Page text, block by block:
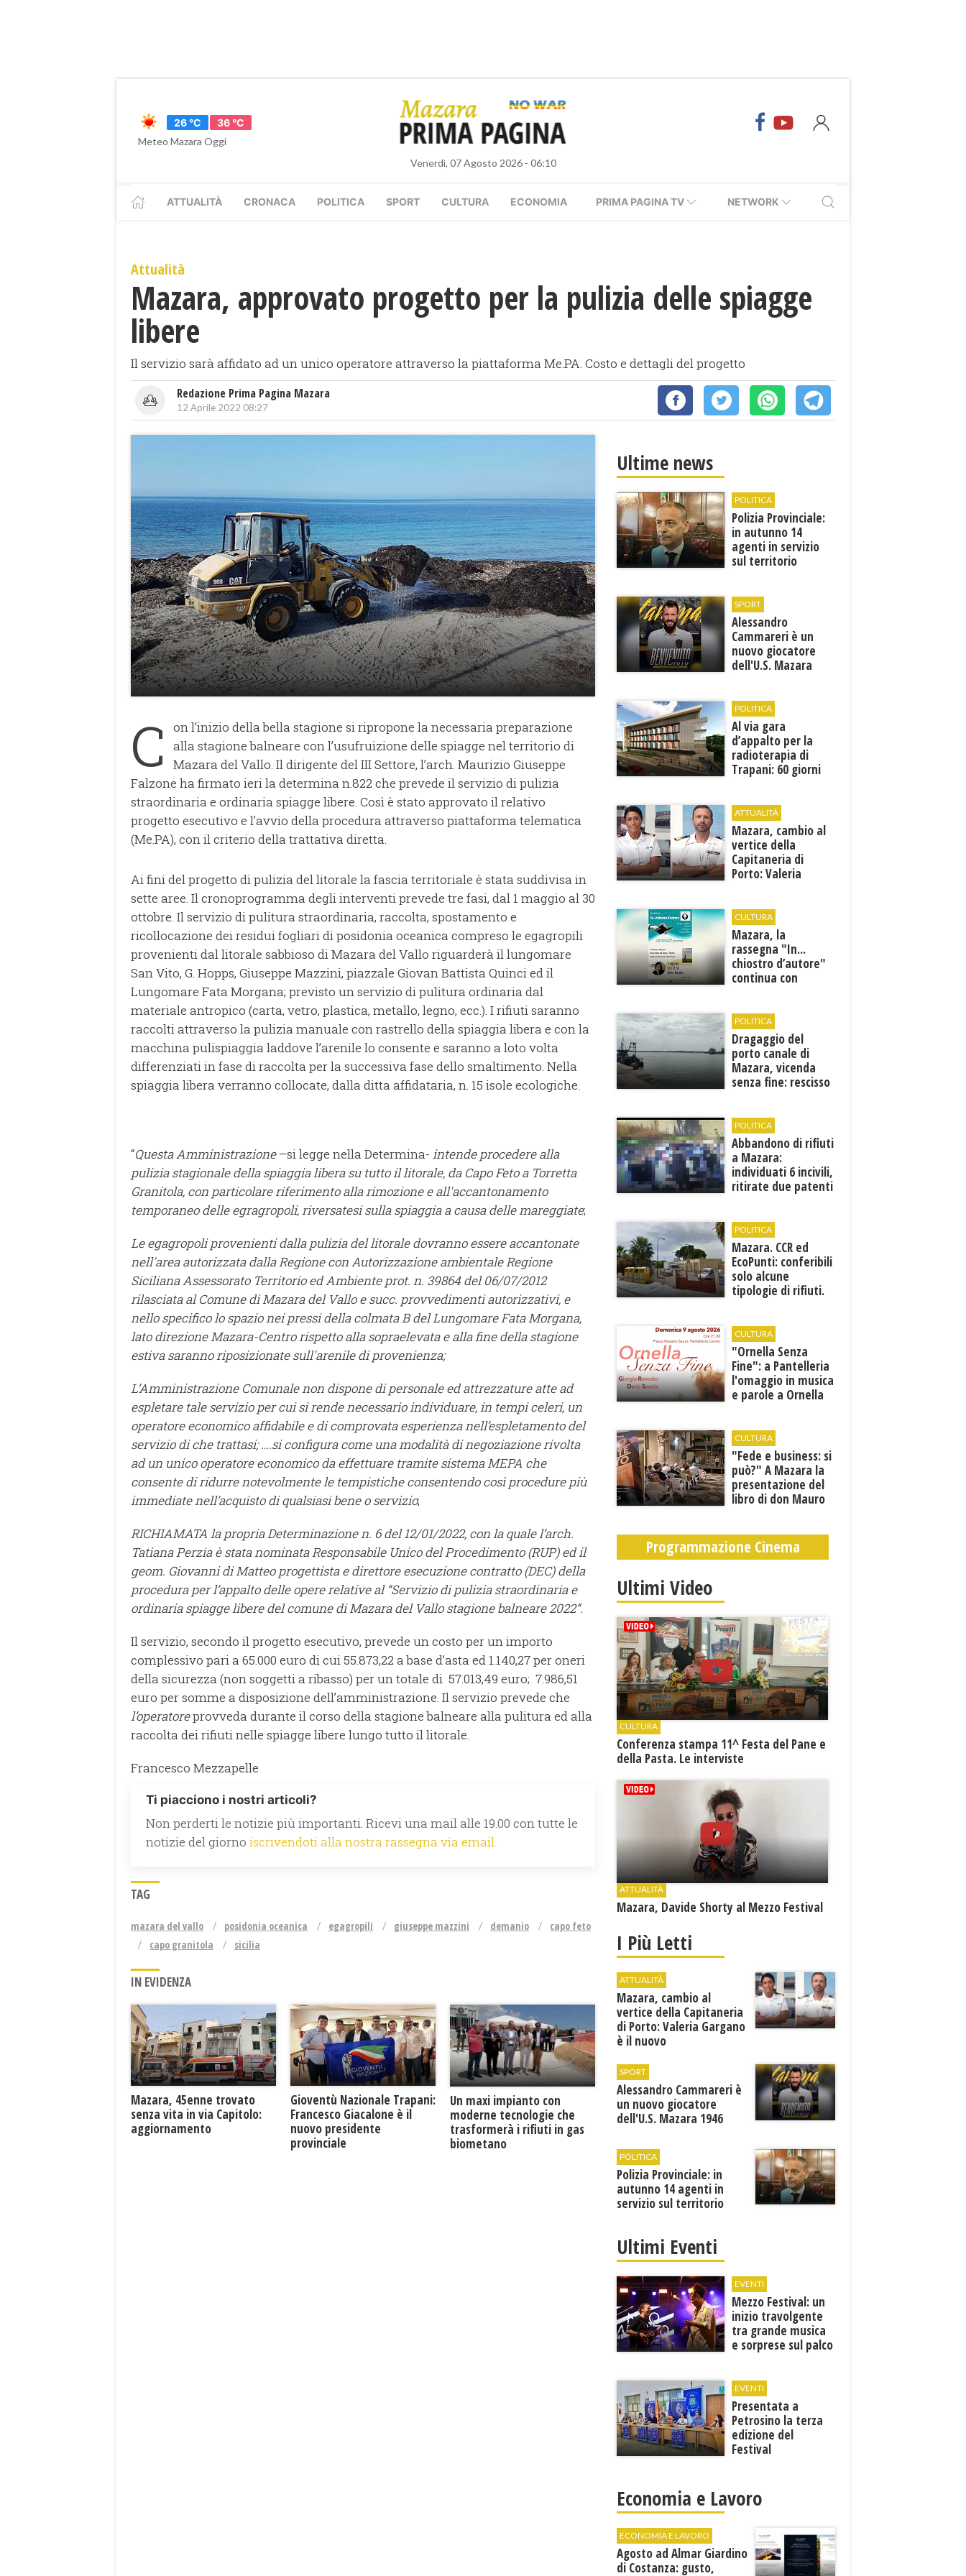
26 °C
36 °C
Meteo Mazara Oggi
Venerdì, 07 Agosto 2026 - 06:10
ATTUALITÀ CRONACA POLITICA SPORT CULTURA ECONOMIA PRIMA PAGINA TV NETWORK
Attualità
Mazara, approvato progetto per la pulizia delle spiagge
libere
Il servizio sarà affidato ad un unico operatore attraverso la piattaforma Me.PA. Costo e dettagli del progetto
Redazione Prima Pagina Mazara
12 Aprile 2022 08:27
C
on l’inizio della bella stagione si ripropone la necessaria preparazione
alla stagione balneare con l’usufruizione delle spiagge nel territorio di
Mazara del Vallo. Il dirigente del III Settore, l’arch. Maurizio Giuseppe
Falzone ha firmato ieri la determina n.822 che prevede il servizio di pulizia
straordinaria e ordinaria spiagge libere. Così è stato approvato il relativo
progetto esecutivo e l’avvio della procedura attraverso piattaforma telematica
(Me.PA), con il criterio della trattativa diretta.
Ai fini del progetto di pulizia del litorale la fascia territoriale è stata suddivisa in
sette aree. Il cronoprogramma degli interventi prevede tre fasi, dal 1 maggio al 30
ottobre. Il servizio di pulitura straordinaria, raccolta, spostamento e
ricollocazione dei residui fogliari di posidonia oceanica compreso le egagropili
provenienti dal litorale sabbioso di Mazara del Vallo riguarderà il lungomare
San Vito, G. Hopps, Giuseppe Mazzini, piazzale Giovan Battista Quinci ed il
Lungomare Fata Morgana; previsto un servizio di pulitura ordinaria dal
materiale antropico (carta, vetro, plastica, metallo, legno, ecc.). I rifiuti saranno
raccolti attraverso la pulizia manuale con rastrello della spiaggia libera e con la
macchina pulispiaggia laddove l’arenile lo consente e saranno a loto volta
differenziati in fase di raccolta per la successiva fase dello smaltimento. Nella
spiaggia libera verranno collocate, dalla ditta affidataria, n. 15 isole ecologiche.
“Questa Amministrazione–si legge nella Determina- intende procedere alla
pulizia stagionale della spiaggia libera su tutto il litorale, da Capo Feto a Torretta
Granitola, con particolare riferimento alla rimozione e all'accantonamento
temporaneo delle egragropoli, riversatesi sulla spiaggia a causa delle mareggiate;
Le egagropoli provenienti dalla pulizia del litorale dovranno essere accantonate
nell'area autorizzata dalla Regione con Autorizzazione ambientale Regione
Siciliana Assessorato Territorio ed Ambiente prot. n. 39864 del 06/07/2012
rilasciata al Comune di Mazara del Vallo e succ. provvedimenti autorizzativi, e
nello specifico lo spazio nei pressi della colmata B del Lungomare Fata Morgana,
lato direzione Mazara-Centro rispetto alla sopraelevata e alla fine della stagione
estiva saranno riposizionate sull'arenile di provenienza;
L’Amministrazione Comunale non dispone di personale ed attrezzature atte ad
espletare tale servizio per cui si rende necessario individuare, in tempi celeri, un
operatore economico affidabile e di comprovata esperienza nell’espletamento del
servizio di che trattasi; ….si configura come una modalità di negoziazione rivolta
ad un unico operatore economico da effettuare tramite sistema MEPA che
consente di ridurre notevolmente le tempistiche consentendo così procedure più
immediate nell’acquisto di qualsiasi bene o servizio;
RICHIAMATA la propria Determinazione n. 6 del 12/01/2022, con la quale l’arch.
Tatiana Perzia è stata nominata Responsabile Unico del Procedimento (RUP) ed il
geom. Giovanni di Matteo progettista e direttore esecuzione contratto (DEC) della
procedura per l’appalto delle opere relative al “Servizio di pulizia straordinaria e
ordinaria spiagge libere del comune di Mazara del Vallo stagione balneare 2022”.
Il servizio, secondo il progetto esecutivo, prevede un costo per un importo
complessivo pari a 65.000 euro di cui 55.873,22 a base d’asta ed 1.140,27 per oneri
della sicurezza (non soggetti a ribasso) per un totale di 57.013,49 euro; 7.986,51
euro per somme a disposizione dell’amministrazione. Il servizio prevede che
l’operatoreprovveda durante il corso della stagione balneare alla pulitura ed alla
raccolta dei rifiuti nelle spiagge libere lungo tutto il litorale.
Francesco Mezzapelle
Ti piacciono i nostri articoli?
Non perderti le notizie più importanti. Ricevi una mail alle 19.00 con tutte le
notizie del giorno iscrivendoti alla nostra rassegna via email.
TAG
mazara del vallo posidonia oceanica egagropili giuseppe mazzini demanio
capo feto
capo granitola
sicilia
IN EVIDENZA
Mazara, 45enne trovato
senza vita in via Capitolo:
aggiornamento
Gioventù Nazionale Trapani:
Francesco Giacalone è il
nuovo presidente
provinciale
Un maxi impianto con
moderne tecnologie che
trasformerà i rifiuti in gas
biometano
Ultime news
POLITICA
Polizia Provinciale:
in autunno 14
agenti in servizio
sul territorio
SPORT
Alessandro
Cammareri è un
nuovo giocatore
dell'U.S. Mazara
POLITICA
Al via gara
d’appalto per la
radioterapia di
Trapani: 60 giorni
ATTUALITÀ
Mazara, cambio al
vertice della
Capitaneria di
Porto: Valeria
CULTURA
Mazara, la
rassegna "In...
chiostro d’autore"
continua con
POLITICA
Dragaggio del
porto canale di
Mazara, vicenda
senza fine: rescisso
POLITICA
Abbandono di rifiuti
a Mazara:
individuati 6 incivili,
ritirate due patenti
POLITICA
Mazara. CCR ed
EcoPunti: conferibili
solo alcune
tipologie di rifiuti.
CULTURA
​"Ornella Senza
Fine": a Pantelleria
l'omaggio in musica
e parole a Ornella
CULTURA
"Fede e business: si
può?" A Mazara la
presentazione del
libro di don Mauro
Programmazione Cinema
Ultimi Video
CULTURA
Conferenza stampa 11^ Festa del Pane e
della Pasta. Le interviste
ATTUALITÀ
Mazara, Davide Shorty al Mezzo Festival
I Più Letti
ATTUALITÀ
Mazara, cambio al
vertice della Capitaneria
di Porto: Valeria Gargano
è il nuovo
SPORT
Alessandro Cammareri è
un nuovo giocatore
dell'U.S. Mazara 1946
POLITICA
Polizia Provinciale: in
autunno 14 agenti in
servizio sul territorio
Ultimi Eventi
EVENTI
Mezzo Festival: un
inizio travolgente
tra grande musica
e sorprese sul palco
EVENTI
Presentata a
Petrosino la terza
edizione del
Festival
"Voci dal
Mediterraneo"
Economia e Lavoro
ECONOMIA E LAVORO
Agosto ad Almar Giardino
di Costanza: gusto,